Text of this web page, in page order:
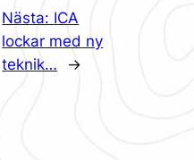
Nästa: ICA
lockar med ny
teknik…
→